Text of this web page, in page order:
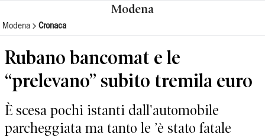
Modena
Modena Cronaca
Rubano bancomat e le
“prelevano” subito tremila euro
È scesa pochi istanti dall'automobile
parcheggiata ma tanto le ’è stato fatale